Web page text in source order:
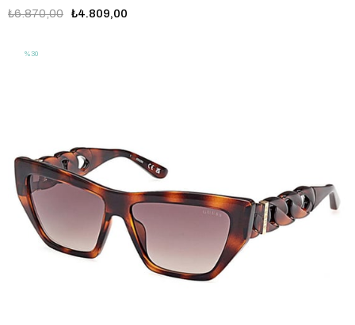
₺4.809,00
₺6.870,00
%30